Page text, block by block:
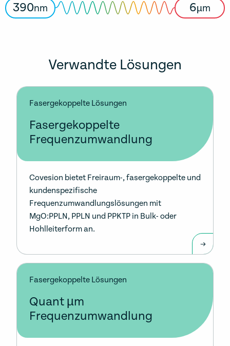
390nm 6µm
Verwandte Lösungen
Fasergekoppelte Lösungen
Fasergekoppelte
Frequenzumwandlung
Covesion bietet Freiraum-, fasergekoppelte und
kundenspezifische
Frequenzumwandlungslösungen mit
MgO:PPLN, PPLN und PPKTP in Bulk- oder
Hohlleiterform an.
Fasergekoppelte Lösungen
Quant µm
Frequenzumwandlung